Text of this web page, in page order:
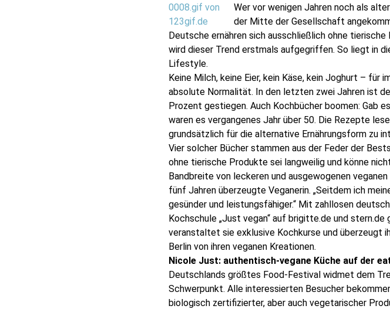
Wer vor wenigen Jahren noch als
der Mitte der Gesellschaft
Deutsche ernähren sich ausschließlich ohne
wird dieser Trend erstmals aufgegriffen. So liegt in
Lifestyle.
Keine Milch, keine Eier, kein Käse, kein Joghurt – für
absolute Normalität. In den letzten zwei Jahren ist
Prozent gestiegen. Auch Kochbücher boomen: Gab
waren es vergangenes Jahr über 50. Die Rezepte
grundsätzlich für die alternative Ernährungsform zu
Vier solcher Bücher stammen aus der Feder der
ohne tierische Produkte sei langweilig und könne
Bandbreite von leckeren und ausgewogenen
fünf Jahren überzeugte Veganerin. „Seitdem ich
gesünder und leistungsfähiger.“ Mit zahllosen
Kochschule „Just vegan“ auf brigitte.de und
veranstaltet sie exklusive Kochkurse und überzeugt
Berlin von ihren veganen Kreationen.
Nicole Just: authentisch-vegane Küche auf der
Deutschlands größtes Food-Festival widmet dem
Schwerpunkt. Alle interessierten Besucher
biologisch zertifizierter, aber auch vegetarischer